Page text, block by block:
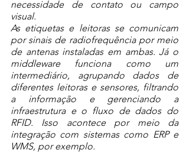
necessidade de contato ou campo
visual.
As etiquetas e leitoras se comunicam
por sinais de radiofrequência por meio
de antenas instaladas em ambas. Já o
middleware funciona como um
intermediário, agrupando dados de
diferentes leitoras e sensores, filtrando
a informação e gerenciando a
infraestrutura e o fluxo de dados do
RFID. Isso acontece por meio da
integração com sistemas como ERP e
WMS, por exemplo.